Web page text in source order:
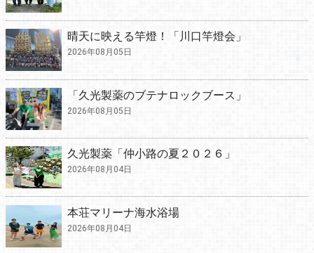
晴天に映える竿燈！「川口竿燈会」
2026年08月05日
「久光製薬のブテナロックブース」
2026年08月05日
久光製薬「仲小路の夏２０２６」
2026年08月04日
本荘マリーナ海水浴場
2026年08月04日